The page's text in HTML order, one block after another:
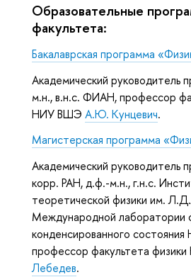
Образовательные
факультета:
Бакалаврская программа
Академический руководитель
м.н., в.н.с. ФИАН, профессор
НИУ ВШЭ А.Ю. Кунцевич.
Магистерская программа
Академический руководитель
корр. РАН, д.ф.-м.н., г.н.с.
теоретической физики им.
Международной лаборатории
конденсированного
профессор факультета
Лебедев.